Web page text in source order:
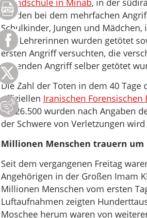
Grundschule in Minab, in der
wurden bei dem mehrfachen
Schulkinder, Jungen und
und Lehrerinnen wurden getötet
ersten Angriff versuchten, die
folgenden Angriff selber getötet
Die Zahl der Toten in dem 40
offiziellen Iranischen Forensischen
als 26.500 wurden nach Angaben
der Schwere von Verletzungen
Millionen Menschen trauern um
Seit dem vergangenen Freitag
Angehörigen in der Großen Imam
Millionen Menschen vom ersten
Luftaufnahmen zeigten
Moschee herum waren von